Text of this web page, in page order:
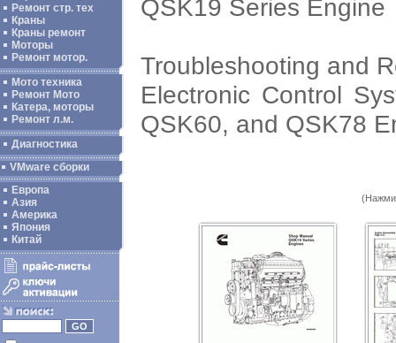
Ремонт стр. тех
Краны
Краны ремонт
Моторы
Ремонт мотор.
Мото техника
Ремонт Мото
Катера, моторы
Ремонт л.м.
Диагностика
VMware сборки
Европа
Азия
Америка
Япония
Китай
QSK19 Series Engine
Troubleshooting and
Electronic Control
QSK60, and QSK78